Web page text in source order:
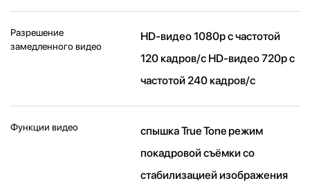
Разрешение
замедленного видео
HD-видео 1080р c частотой
120 кадров/ с HD-видео 720р c
частотой 240 кадров/ с
Функции видео
спышка True Tone режим
покадровой съёмки со
стабилизацией изображения